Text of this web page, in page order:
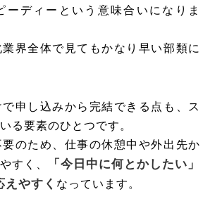
ーディーという意味合いになりま
界全体で見てもかなり早い部類に
申し込みから完結できる点も、ス
る要素のひとつです。
のため、仕事の休憩中や外出先か
すく、
「今日中に何とかしたい」
やすく なっています。